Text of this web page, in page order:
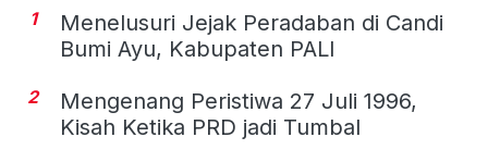
1
Menelusuri Jejak Peradaban di Candi
Bumi Ayu, Kabupaten PALI
2
Mengenang Peristiwa 27 Juli 1996,
Kisah Ketika PRD jadi Tumbal